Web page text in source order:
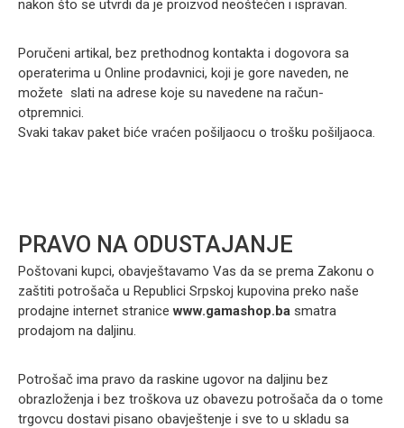
nakon što se utvrdi da je proizvod neoštećen i ispravan.
Poručeni artikal, bez prethodnog kontakta i dogovora sa
operaterima u Online prodavnici, koji je gore naveden, ne
možete slati na adrese koje su navedene na račun-
otpremnici.
Svaki takav paket biće vraćen pošiljaocu o trošku pošiljaoca.
PRAVO NA ODUSTAJANJE
Poštovani kupci, obavještavamo Vas da se prema Zakonu o
zaštiti potrošača u Republici Srpskoj kupovina preko naše
prodajne internet stranicewww.gamashop.ba smatra
prodajom na daljinu.
Potrošač ima pravo da raskine ugovor na daljinu bez
obrazloženja i bez troškova uz obavezu potrošača da o tome
trgovcu dostavi pisano obavještenje i sve to u skladu sa